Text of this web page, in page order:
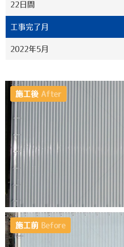
22日間
工事完了月
2022年5月
施工後 After
施工前 Before